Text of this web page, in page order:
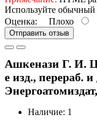
Используйте обычный
Оценка: Плохо
Отправить отзыв
Ашкенази Г. И.
е изд., перераб.
Наличие: 1